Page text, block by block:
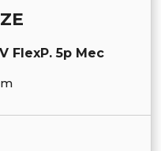
FlexP. 5p Mec